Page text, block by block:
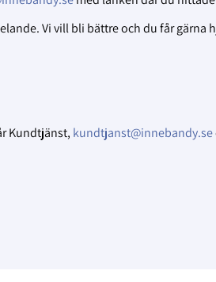
Vi vill bli bättre och du får gärna
Kundtjänst, kundtjanst@innebandy.se